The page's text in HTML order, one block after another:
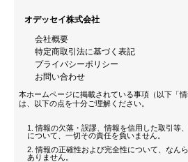
オデッセイ株式会社
会社概要
特定商取引法に基づく表記
プライバシーポリシー
お問い合わせ
本ホームページに掲載されている事項（以下「
は、以下の点を十分ご理解ください。
情報の欠落・誤謬、情報を信用した取引等
について、一切その責任を負いません。
情報の正確性および完全性について、なん
ありません。